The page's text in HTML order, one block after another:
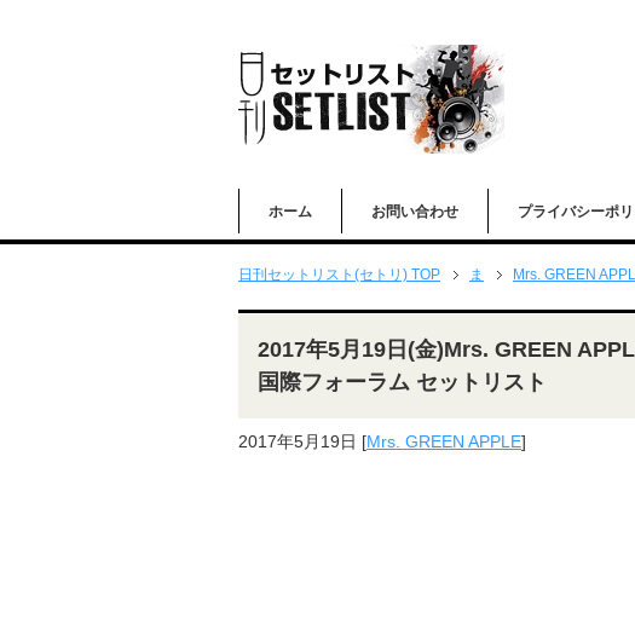
ホーム お問い合わせ プライバシーポ
日刊セットリスト(セトリ) TOP ま Mrs. GREEN
2017年5月19日(金)Mrs. GREEN
国際フォーラム セットリスト
2017年5月19日 [Mrs. GREEN APPLE]